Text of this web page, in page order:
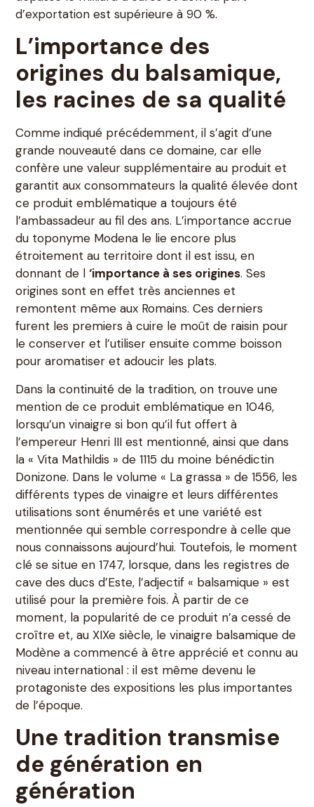
d’exportation est supérieure à 90 %.
L’importance des
origines du balsamique,
les racines de sa qualité
Comme indiqué précédemment, il s’agit d’une
grande nouveauté dans ce domaine, car elle
confère une valeur supplémentaire au produit et
garantit aux consommateurs la qualité élevée dont
ce produit emblématique a toujours été
l’ambassadeur au fil des ans. L’importance accrue
du toponyme Modena le lie encore plus
étroitement au territoire dont il est issu, en
donnant de l ‘importance à ses origines. Ses
origines sont en effet très anciennes et
remontent même aux Romains. Ces derniers
furent les premiers à cuire le moût de raisin pour
le conserver et l’utiliser ensuite comme boisson
pour aromatiser et adoucir les plats.
Dans la continuité de la tradition, on trouve une
mention de ce produit emblématique en 1046,
lorsqu’un vinaigre si bon qu’il fut offert à
l’empereur Henri III est mentionné, ainsi que dans
la « Vita Mathildis » de 1115 du moine bénédictin
Donizone. Dans le volume « La grassa » de 1556, les
différents types de vinaigre et leurs différentes
utilisations sont énumérés et une variété est
mentionnée qui semble correspondre à celle que
nous connaissons aujourd’hui. Toutefois, le moment
clé se situe en 1747, lorsque, dans les registres de
cave des ducs d’Este, l’adjectif « balsamique » est
utilisé pour la première fois. À partir de ce
moment, la popularité de ce produit n’a cessé de
croître et, au XIXe siècle, le vinaigre balsamique de
Modène a commencé à être apprécié et connu au
niveau international : il est même devenu le
protagoniste des expositions les plus importantes
de l’époque.
Une tradition transmise
de génération en
génération